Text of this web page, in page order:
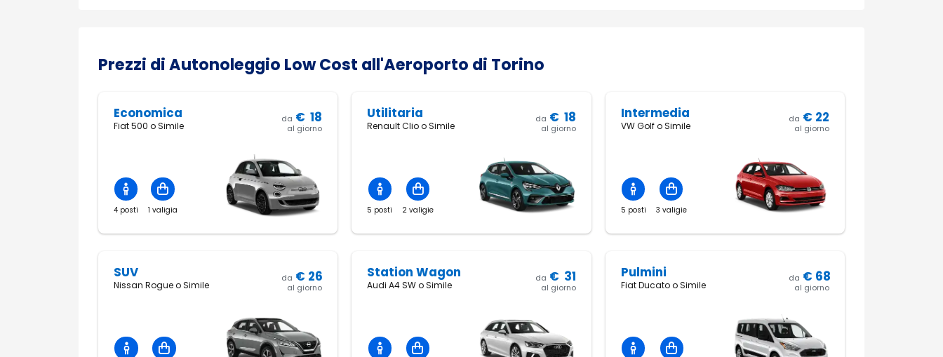
Prezzi di Autonoleggio Low Cost all'Aeroporto di Torino
Economica
Fiat 500 o Simile
4 posti 1 valigia
da € 18
al giorno
Utilitaria
Renault Clio o Simile
5 posti 2 valigie
da € 18
al giorno
Intermedia
VW Golf o Simile
5 posti 3 valigie
da € 22
al giorno
SUV
Nissan Rogue o Simile
da € 26
al giorno
Station Wagon
Audi A4 SW o Simile
da € 31
al giorno
Pulmini
Fiat Ducato o Simile
da € 68
al giorno